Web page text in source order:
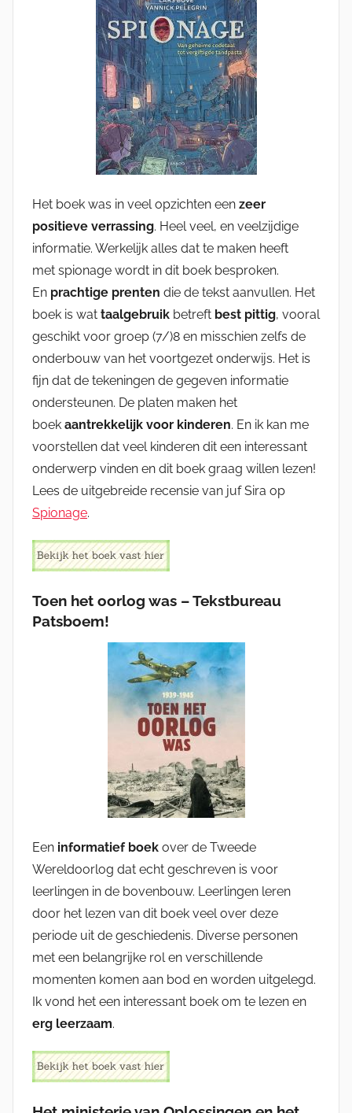
Het boek was in veel opzichten een zeer
positieve verrassing. Heel veel, en veelzijdige
informatie. Werkelijk alles dat te maken heeft
met spionage wordt in dit boek besproken.
En prachtige prenten die de tekst aanvullen. Het
boek is wat taalgebruik betreft best pittig, vooral
geschikt voor groep (7/)8 en misschien zelfs de
onderbouw van het voortgezet onderwijs. Het is
fijn dat de tekeningen de gegeven informatie
ondersteunen. De platen maken het
boek aantrekkelijk voor kinderen. En ik kan me
voorstellen dat veel kinderen dit een interessant
onderwerp vinden en dit boek graag willen lezen!
Lees de uitgebreide recensie van juf Sira op
Spionage.
Toen het oorlog was – Tekstbureau
Patsboem!
Een informatief boek over de Tweede
Wereldoorlog dat echt geschreven is voor
leerlingen in de bovenbouw. Leerlingen leren
door het lezen van dit boek veel over deze
periode uit de geschiedenis. Diverse personen
met een belangrijke rol en verschillende
momenten komen aan bod en worden uitgelegd.
Ik vond het een interessant boek om te lezen en
erg leerzaam.